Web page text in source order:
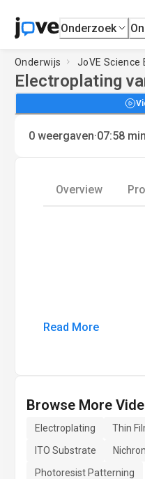
Onderzoek
Onderwijs JoVE Science
Electroplating
0 weergaven·07:58 min
Overview
Read More
Browse More
Electroplating Thin
ITO Substrate
Photoresist Patterning